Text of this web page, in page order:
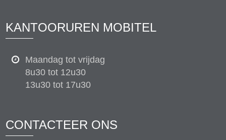
KANTOORUREN MOBITEL
Maandag tot vrijdag
8u30 tot 12u30
13u30 tot 17u30
CONTACTEER ONS